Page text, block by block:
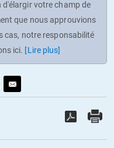
votre champ de
que nous approuvions
cas, notre responsabilité
ici. [Lire plus]